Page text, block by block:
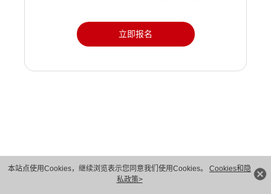
本站点使用Cookies，继续浏览表示您同意我们使用Cookies。 Cookies和隐
私政策>
立即报名
版权所有 © 华为技术有限公司 1998-2026。 保留一切权利。粤A2-20044005号
隐私保护
法律声明